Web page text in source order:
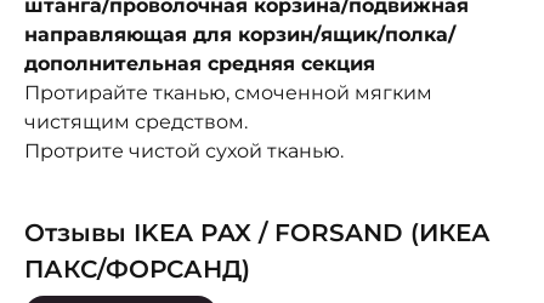
штанга/проволочная корзина/подвижная
направляющая для корзин/ящик/полка/
дополнительная средняя секция
Протирайте тканью, смоченной мягким
чистящим средством.
Протрите чистой сухой тканью.
Отзывы IKEA PAX / FORSAND (ИКЕА
ПАКС/ФОРСАНД)